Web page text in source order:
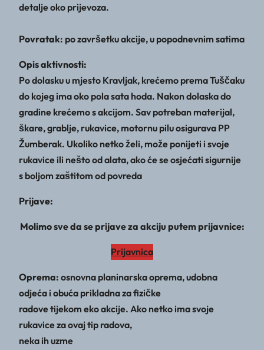
detalje oko prijevoza.
Povratak: po završetku akcije, u popodnevnim satima
Opis aktivnosti:
Po dolasku u mjesto Kravljak, krećemo prema Tuščaku
do kojeg ima oko pola sata hoda. Nakon dolaska do
gradine krećemo s akcijom. Sav potreban materijal,
škare, grablje, rukavice, motornu pilu osigurava PP
Žumberak. Ukoliko netko želi, može ponijeti i svoje
rukavice ili nešto od alata, ako će se osjećati sigurnije
s boljom zaštitom od povreda
Prijave:
Molimo sve da se prijave za akciju putem prijavnice:
Prijavnica
Oprema: osnovna planinarska oprema, udobna
odjeća i obuća prikladna za fizičke
radove tijekom eko akcije. Ako netko ima svoje
rukavice za ovaj tip radova,
neka ih uzme